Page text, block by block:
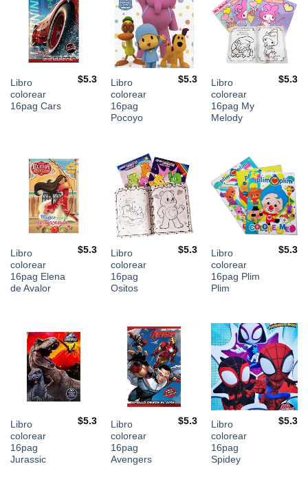
Libro
colorear
16pag Cars
$5.3
Libro
colorear
16pag
Pocoyo
$5.3
Libro
colorear
16pag My
Melody
$5.3
Libro
colorear
16pag Elena
de Avalor
$5.3
Libro
colorear
16pag
Ositos
$5.3
Libro
colorear
16pag Plim
Plim
$5.3
Libro
colorear
16pag
Jurassic
$5.3
Libro
colorear
16pag
Avengers
$5.3
Libro
colorear
16pag
Spidey
$5.3